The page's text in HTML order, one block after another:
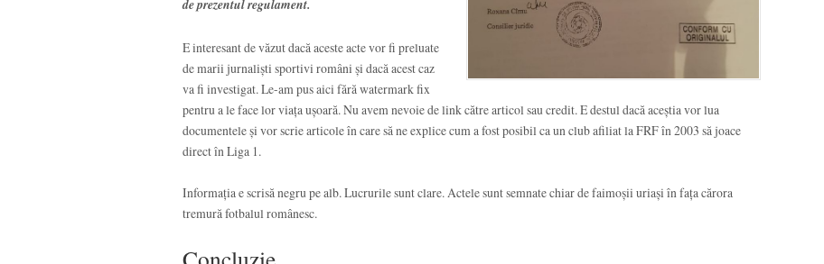
de prezentul regulament.
E interesant de văzut dacă aceste acte vor fi preluate
de marii jurnaliști sportivi români și dacă acest caz
va fi investigat. Le-am pus aici fără watermark fix
pentru a le face lor viața ușoară. Nu avem nevoie de link către articol sau credit. E destul dacă aceștia vor lua
documentele și vor scrie articole în care să ne explice cum a fost posibil ca un club afiliat la FRF în 2003 să joace
direct în Liga 1.
Informația e scrisă negru pe alb. Lucrurile sunt clare. Actele sunt semnate chiar de faimoșii uriași în fața cărora
tremură fotbalul românesc.